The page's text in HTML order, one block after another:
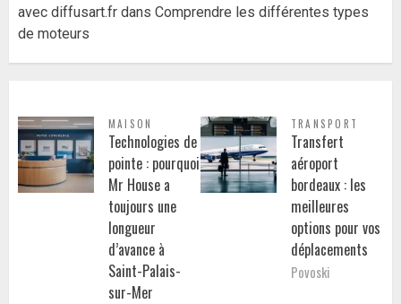
avec diffusart.fr dans Comprendre les différentes types
de moteurs
MAISON
Technologies de
pointe : pourquoi
Mr House a
toujours une
longueur
d’avance à
Saint-Palais-
sur-Mer
TRANSPORT
Transfert
aéroport
bordeaux : les
meilleures
options pour vos
déplacements
Povoski